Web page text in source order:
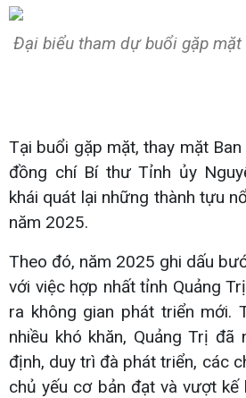
Đại biểu tham dự buổi gặp mặt
Tại buổi gặp mặt, thay mặt
đồng chí Bí thư Tỉnh ủy
khái quát lại những thành tựu
năm 2025.
Theo đó, năm 2025 ghi dấu
với việc hợp nhất tỉnh Quảng
ra không gian phát triển mới.
nhiều khó khăn, Quảng Trị
định, duy trì đà phát triển, các
chủ yếu cơ bản đạt và vượt kế